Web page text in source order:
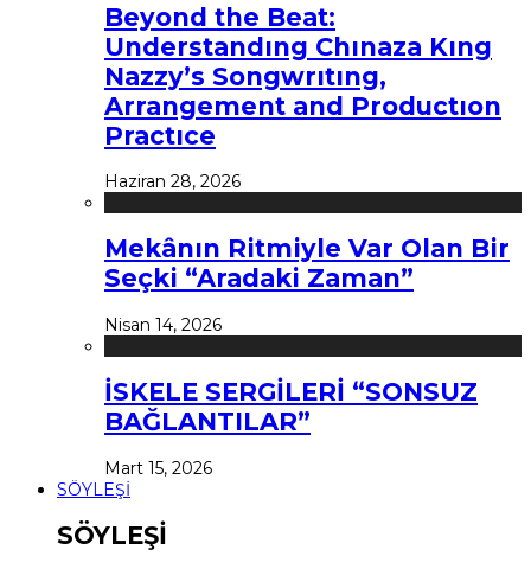
Beyond the Beat:
Understandıng Chınaza Kıng
Nazzy’s Songwrıtıng,
Arrangement and Productıon
Practıce
Haziran 28, 2026
Mekânın Ritmiyle Var Olan Bir
Seçki “Aradaki Zaman”
Nisan 14, 2026
İSKELE SERGİLERİ “SONSUZ
BAĞLANTILAR”
Mart 15, 2026
SÖYLEŞİ
SÖYLEŞİ